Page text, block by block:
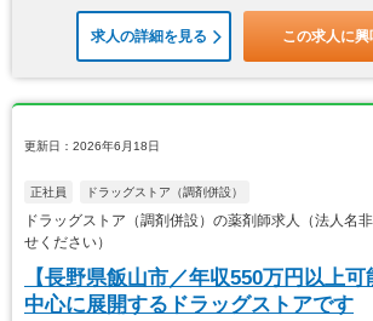
求人の詳細を見る この求人に興
更新日：2026年6月18日
正社員 ドラッグストア（調剤併設）
ドラッグストア（調剤併設）の薬剤師求人（法人
せください）
【長野県飯山市／年収550万円以上
中心に展開するドラッグストアです